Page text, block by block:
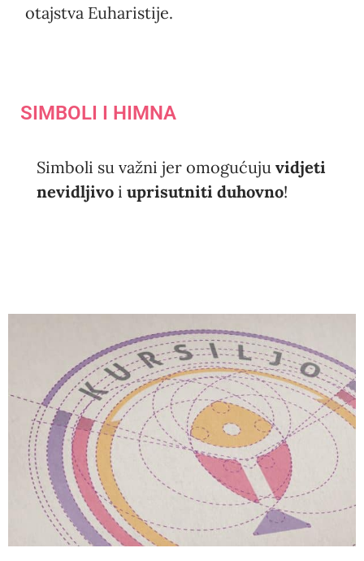
otajstva Euharistije.
SIMBOLI I HIMNA
Simboli su važni jer omogućuju vidjeti
nevidljivoi uprisutniti duhovno!